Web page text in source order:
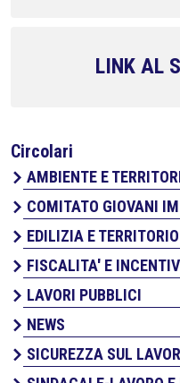
LINK AL
Circolari
AMBIENTE E
COMITATO GIOVANI
EDILIZIA E TERRITORIO
FISCALITA' E
LAVORI PUBBLICI
NEWS
SICUREZZA SUL